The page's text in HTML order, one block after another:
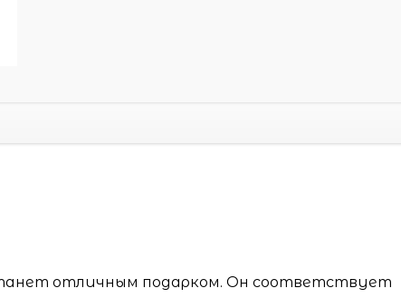
отличным подарком. Он соответствует